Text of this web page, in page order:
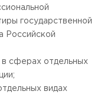
государственной
Российской
в сферах отдельных
видах